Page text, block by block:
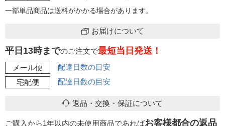
一部単品商品は送料がかかる場合があります。
お届けについて
平日13時までのご注文で最短当日発送！
メール便
配達日数の目安
宅配便
配達日数の目安
返品・交換・保証について
ご購入から1年以内の未使用商品であればお客様都合の返品